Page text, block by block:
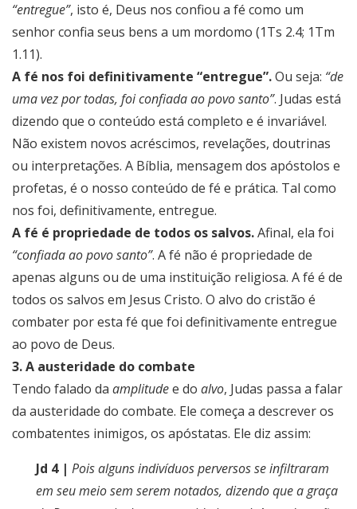
“entregue”, isto é, Deus nos confiou a fé como um
senhor confia seus bens a um mordomo (1Ts 2.4; 1Tm
1.11).
A fé nos foi definitivamente “entregue”.Ou seja: “de
uma vez por todas, foi confiada ao povo santo”. Judas está
dizendo que o conteúdo está completo e é invariável.
Não existem novos acréscimos, revelações, doutrinas
ou interpretações. A Bíblia, mensagem dos apóstolos e
profetas, é o nosso conteúdo de fé e prática. Tal como
nos foi, definitivamente, entregue.
A fé é propriedade de todos os salvos.Afinal, ela foi
“confiada ao povo santo”. A fé não é propriedade de
apenas alguns ou de uma instituição religiosa. A fé é de
todos os salvos em Jesus Cristo. O alvo do cristão é
combater por esta fé que foi definitivamente entregue
ao povo de Deus.
3. A austeridade do combate
Tendo falado da amplitudee do alvo, Judas passa a falar
da austeridade do combate. Ele começa a descrever os
combatentes inimigos, os apóstatas. Ele diz assim:
Jd 4 | Pois alguns indivíduos perversos se infiltraram
em seu meio sem serem notados, dizendo que a graça